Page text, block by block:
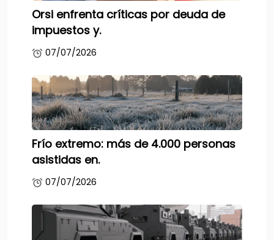
Orsi enfrenta críticas por deuda de
impuestos y.
07/07/2026
Frío extremo: más de 4.000 personas
asistidas en.
07/07/2026